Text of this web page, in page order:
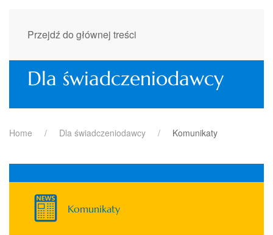
Przejdź do głównej treści
Dla świadczeniodawcy
Home Dla świadczeniodawcy Komunikaty
Komunikaty